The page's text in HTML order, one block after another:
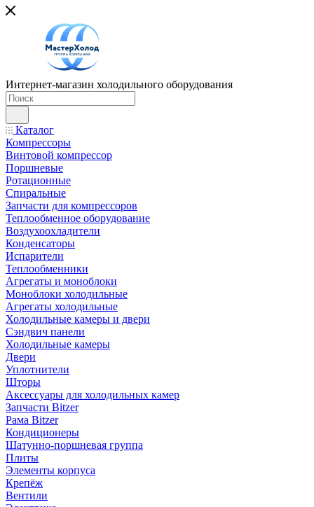
Интернет-магазин холодильного оборудования
Каталог
Компрессоры
Винтовой компрессор
Поршневые
Ротационные
Спиральные
Запчасти для компрессоров
Теплообменное оборудование
Воздухоохладители
Конденсаторы
Испарители
Теплообменники
Агрегаты и моноблоки
Моноблоки холодильные
Агрегаты холодильные
Холодильные камеры и двери
Сэндвич панели
Холодильные камеры
Двери
Уплотнители
Шторы
Аксессуары для холодильных камер
Запчасти Bitzer
Рама Bitzer
Кондиционеры
Шатунно-поршневая группа
Плиты
Элементы корпуса
Крепёж
Вентили